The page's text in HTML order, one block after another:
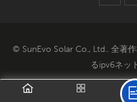
性を保証します。洗練さ
パワー バンクは、日常
の使用にも旅行の冒険に
Type-C、ワイヤレス充
© SunEvo Solar Co., Ltd.. 全著作
るipv6ネッ